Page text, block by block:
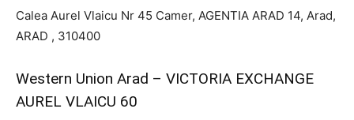
Calea Aurel Vlaicu Nr 45 Camer, AGENTIA ARAD 14, Arad,
ARAD , 310400
Western Union Arad – VICTORIA EXCHANGE
AUREL VLAICU 60